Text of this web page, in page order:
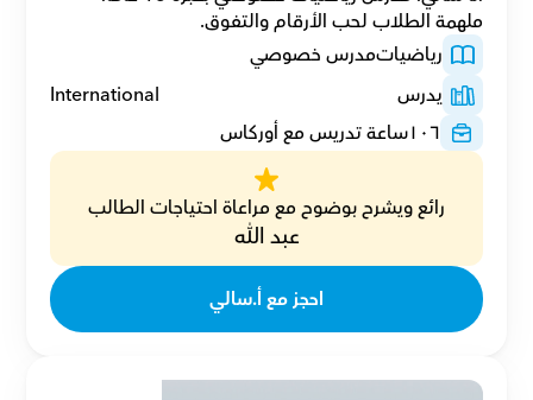
ملهمة الطلاب لحب الأرقام والتفوق.
رياضياتمدرس خصوصي
يدرس
International
١٠٦ساعة تدريس مع أوركاس
رائع ويشرح بوضوح مع مراعاة احتياجات الطالب
عبد الله
احجز مع أ.سالي